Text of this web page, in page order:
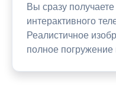
Вы сразу
интерактивного
Реалистичное
полное